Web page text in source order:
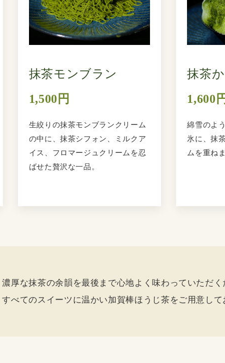
抹茶モンブラン
1,500円
生絞りの抹茶モンブランクリーム
の中に、抹茶シフォン、ミルクア
イス、フロマージュクリームを忍
ばせた贅沢な一品。
抹茶
1,600
綿雪のよ
氷に、抹
ムを重ね
濃厚な抹茶の余韻を最後まで心地よく味わっていただく
すべてのスイーツに温かい加賀棒ほうじ茶をご用意して